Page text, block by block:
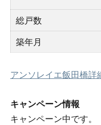
総戸数
築年月
アンソレイエ飯田橋詳
キャンペーン情報
キャンペーン中です。